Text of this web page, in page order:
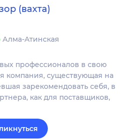
(вахта)
Алма-Атинская
профессионалов в свою
компания, существующая на
зарекомендовать себя, в
как для поставщиков,